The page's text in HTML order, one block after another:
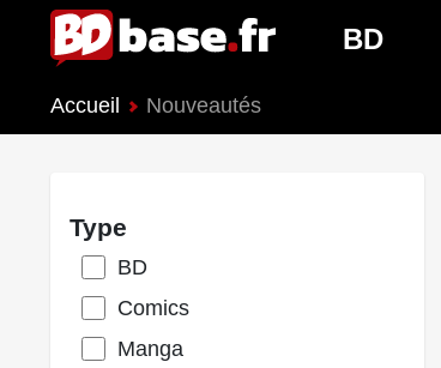
BD
Accueil Nouveautés
Type
BD
Comics
Manga